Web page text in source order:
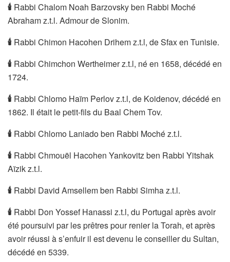
🕯 ️Rabbi Chalom Noah Barzovsky ben Rabbi Moché
Abraham z.t.l. Admour de Slonim.
🕯 Rabbi Chimon Hacohen Drihem z.t.l, de Sfax en Tunisie.
🕯 Rabbi Chimchon Wertheimer z.t.l, né en 1658, décédé en
1724.
🕯 Rabbi Chlomo Haïm Perlov z.t.l, de Koidenov, décédé en
1862. Il était le petit-fils du Baal Chem Tov.
🕯 ️Rabbi Chlomo Laniado ben Rabbi Moché z.t.l.
🕯 Rabbi Chmouël Hacohen Yankovitz ben Rabbi Yitshak
Aïzik z.t.l.
🕯 Rabbi David Amsellem ben Rabbi Simha z.t.l.
🕯 Rabbi Don Yossef Hanassi z.t.l, du Portugal après avoir
été poursuivi par les prêtres pour renier la Torah, et après
avoir réussi à s’enfuir il est devenu le conseiller du Sultan,
décédé en 5339.